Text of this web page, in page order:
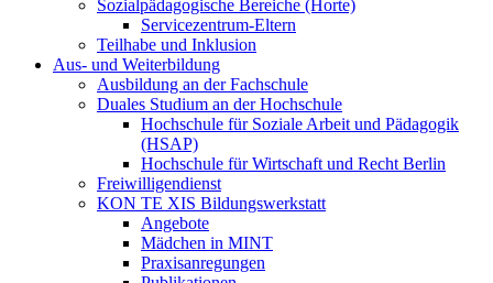
Sozialpädagogische Bereiche (Horte)
Servicezentrum-Eltern
Teilhabe und Inklusion
Aus- und Weiterbildung
Ausbildung an der Fachschule
Duales Studium an der Hochschule
Hochschule für Soziale Arbeit und Pädagogik
(HSAP)
Hochschule für Wirtschaft und Recht Berlin
Freiwilligendienst
KON TE XIS Bildungswerkstatt
Angebote
Mädchen in MINT
Praxisanregungen